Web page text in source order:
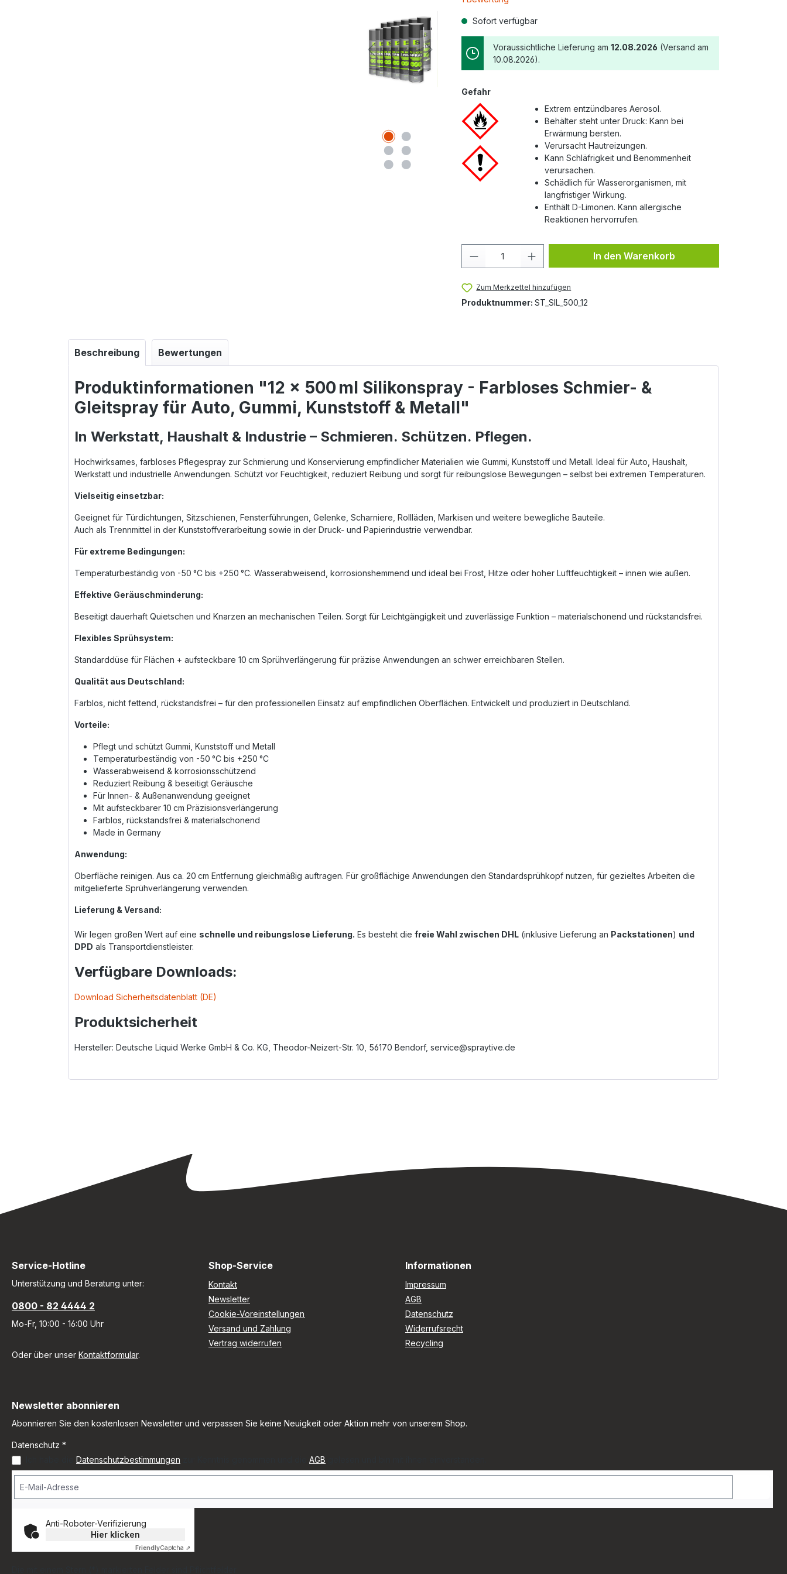
Sofort verfügbar
Voraussichtliche Lieferung am 12.08.2026 (Versand am
10.08.2026).
Gefahr
Extrem entzündbares Aerosol.
Behälter steht unter Druck: Kann bei
Erwärmung bersten.
Verursacht Hautreizungen.
Kann Schläfrigkeit und Benommenheit
verursachen.
Schädlich für Wasserorganismen, mit
langfristiger Wirkung.
Enthält D-Limonen. Kann allergische
Reaktionen hervorrufen.
Produkt Anzahl: Gib den gewünschten Wert
In den Warenkorb
Zum Merkzettel hinzufügen
Produktnummer: ST_SIL_500_12
Beschreibung Bewertungen
Produktinformationen "12 × 500 ml Silikonspray - Farbloses Schmier- &
Gleitspray für Auto, Gummi, Kunststoff & Metall"
In Werkstatt, Haushalt & Industrie – Schmieren. Schützen. Pflegen.
Hochwirksames, farbloses Pflegespray zur Schmierung und Konservierung empfindlicher Materialien wie Gummi, Kunststoff und Metall. Ideal für Auto, Haushalt,
Werkstatt und industrielle Anwendungen. Schützt vor Feuchtigkeit, reduziert Reibung und sorgt für reibungslose Bewegungen – selbst bei extremen Temperaturen.
Vielseitig einsetzbar:
Geeignet für Türdichtungen, Sitzschienen, Fensterführungen, Gelenke, Scharniere, Rollläden, Markisen und weitere bewegliche Bauteile.
Auch als Trennmittel in der Kunststoffverarbeitung sowie in der Druck- und Papierindustrie verwendbar.
Für extreme Bedingungen:
Temperaturbeständig von -50 °C bis +250 °C. Wasserabweisend, korrosionshemmend und ideal bei Frost, Hitze oder hoher Luftfeuchtigkeit – innen wie außen.
Effektive Geräuschminderung:
Beseitigt dauerhaft Quietschen und Knarzen an mechanischen Teilen. Sorgt für Leichtgängigkeit und zuverlässige Funktion – materialschonend und rückstandsfrei.
Flexibles Sprühsystem:
Standarddüse für Flächen + aufsteckbare 10 cm Sprühverlängerung für präzise Anwendungen an schwer erreichbaren Stellen.
Qualität aus Deutschland:
Farblos, nicht fettend, rückstandsfrei – für den professionellen Einsatz auf empfindlichen Oberflächen. Entwickelt und produziert in Deutschland.
Vorteile:
Pflegt und schützt Gummi, Kunststoff und Metall
Temperaturbeständig von -50 °C bis +250 °C
Wasserabweisend & korrosionsschützend
Reduziert Reibung & beseitigt Geräusche
Für Innen- & Außenanwendung geeignet
Mit aufsteckbarer 10 cm Präzisionsverlängerung
Farblos, rückstandsfrei & materialschonend
Made in Germany
Anwendung:
Oberfläche reinigen. Aus ca. 20 cm Entfernung gleichmäßig auftragen. Für großflächige Anwendungen den Standardsprühkopf nutzen, für gezieltes Arbeiten die
mitgelieferte Sprühverlängerung verwenden.
Lieferung & Versand:
Wir legen großen Wert auf eine schnelle und reibungslose Lieferung. Es besteht die freie Wahl zwischen DHL (inklusive Lieferung an Packstationen) und
DPD als Transportdienstleister.
Verfügbare Downloads:
Download Sicherheitsdatenblatt (DE)
Produktsicherheit
Hersteller: Deutsche Liquid Werke GmbH & Co. KG, Theodor-Neizert-Str. 10, 56170 Bendorf, service@spraytive.de
Service-Hotline
Unterstützung und Beratung unter:
0800 - 82 4444 2
Mo-Fr, 10:00 - 16:00 Uhr
Oder über unser Kontaktformular.
Shop-Service
Kontakt
Newsletter
Cookie-Voreinstellungen
Versand und Zahlung
Vertrag widerrufen
Informationen
Impressum
AGB
Datenschutz
Widerrufsrecht
Recycling
Newsletter abonnieren
Abonnieren Sie den kostenlosen Newsletter und verpassen Sie keine Neuigkeit oder Aktion mehr von unserem Shop.
Datenschutz *
Datenschutzbestimmungen AGB
Anti-Roboter-Verifizierung
Hier klicken
FriendlyCaptcha ⇗